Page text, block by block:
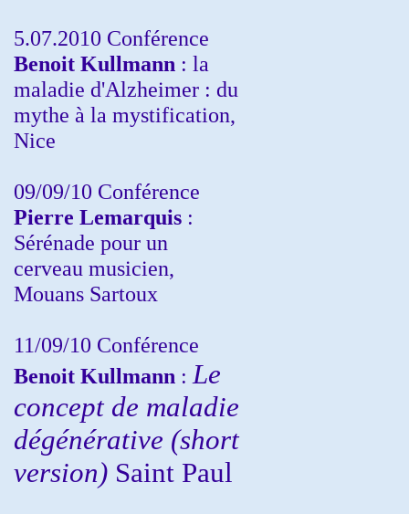
5.07.2010 Conférence
Benoit Kullmann : la
maladie d'Alzheimer : du
mythe à la mystification,
Nice
09/09/10 Conférence
Pierre Lemarquis :
Sérénade pour un
cerveau musicien,
Mouans Sartoux
11/09/10 Conférence
Benoit Kullmann : Le
concept de maladie
dégénérative (short
version) Saint Paul